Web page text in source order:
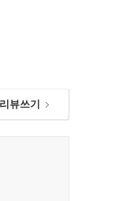
리뷰쓰기